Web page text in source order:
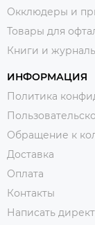
Окклюдеры и
Товары для
Книги и
ИНФОРМАЦИЯ
Политика
Обращение к
Доставка
Оплата
Контакты
Написать